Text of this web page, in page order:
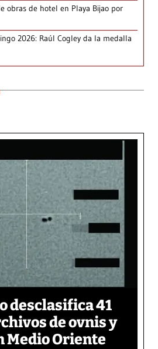
obras de hotel en Playa Bijao por
2026: Raúl Cogley da la medalla
desclasifica 41
de ovnis y
Medio Oriente